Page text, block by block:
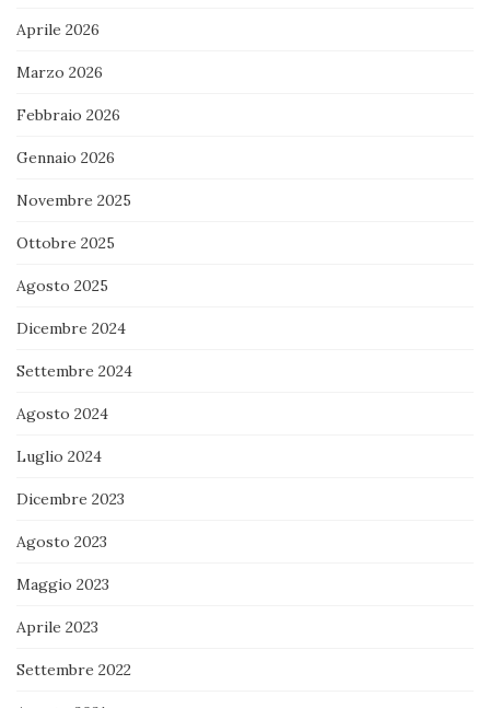
Aprile 2026
Marzo 2026
Febbraio 2026
Gennaio 2026
Novembre 2025
Ottobre 2025
Agosto 2025
Dicembre 2024
Settembre 2024
Agosto 2024
Luglio 2024
Dicembre 2023
Agosto 2023
Maggio 2023
Aprile 2023
Settembre 2022